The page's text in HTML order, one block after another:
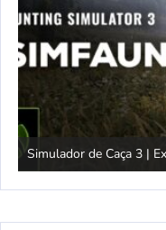
Simulador de Caça 3 |